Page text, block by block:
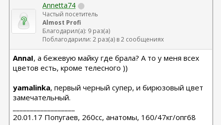
Annetta74
Частый посетитель
Almost Profi
Благодарил(а): 9 раз(а)
Поблагодарили: 2 раз(а) в 2 сообщениях
AnnaI, а бежевую майку где брала? А то у меня всех
цветов есть, кроме телесного ))
yamalinka, первый черный супер, и бирюзовый цвет
замечательный.
20.01.17 Попугаев, 260cc, анатомы, 160/47кг/опг68